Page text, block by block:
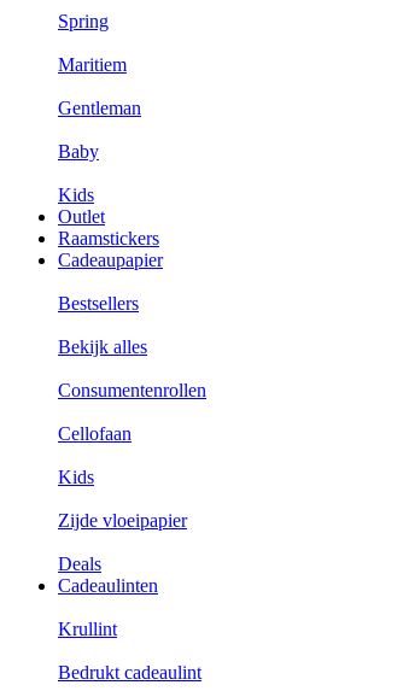
Spring
Maritiem
Gentleman
Baby
Kids
Outlet
Raamstickers
Cadeaupapier
Bestsellers
Bekijk alles
Consumentenrollen
Cellofaan
Kids
Zijde vloeipapier
Deals
Cadeaulinten
Krullint
Bedrukt cadeaulint